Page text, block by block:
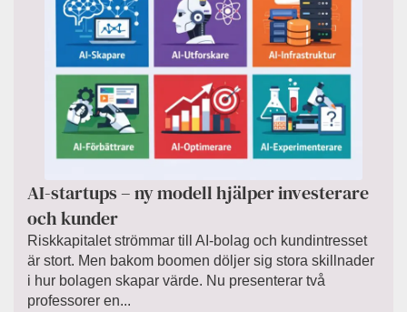
AI-startups – ny modell hjälper investerare
och kunder
Riskkapitalet strömmar till AI-bolag och kundintresset
är stort. Men bakom boomen döljer sig stora skillnader
i hur bolagen skapar värde. Nu presenterar två
professorer en...